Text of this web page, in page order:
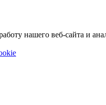
нашего веб-сайта и